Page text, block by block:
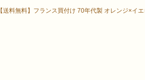
【送料無料】フランス買付け 70年代製 オレンジ×イ